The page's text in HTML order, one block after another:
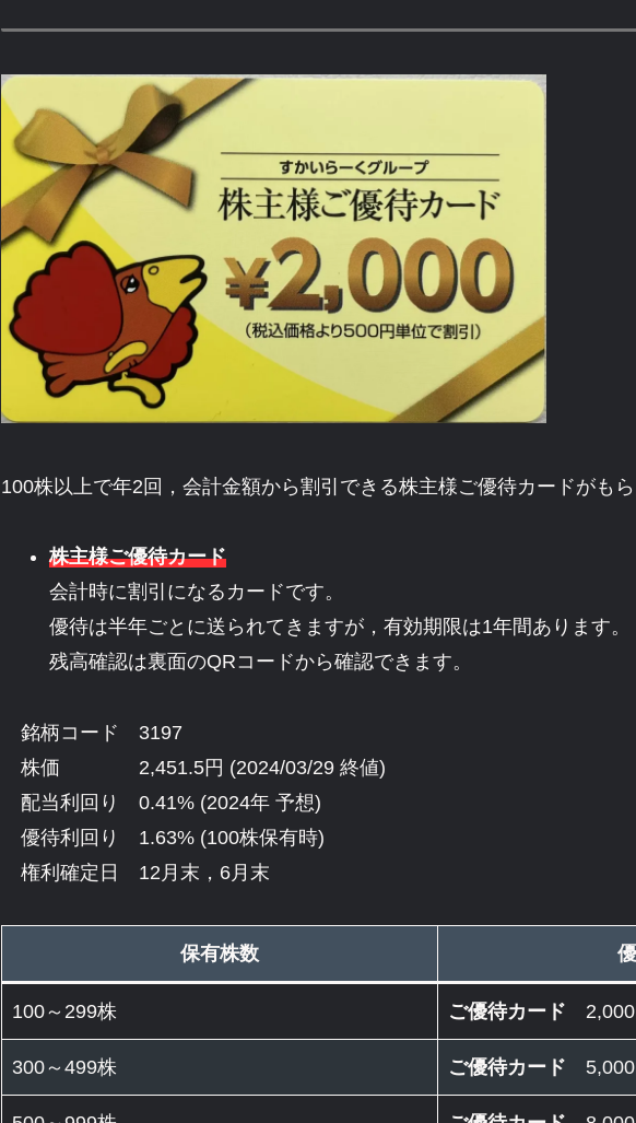
100株以上で年2回，会計金額から割引できる株主様ご優待カードがもら
株主様ご優待カード
会計時に割引になるカードです。
優待は半年ごとに送られてきますが，有効期限は1年間あります。
残高確認は裏面のQRコードから確認できます。
銘柄コード 3197
株価 2,451.5円 (2024/03/29 終値)
配当利回り 0.41% (2024年 予想)
優待利回り 1.63% (100株保有時)
権利確定日 12月末，6月末
保有株数
100～299株 ご優待カード 2,000
300～499株 ご優待カード 5,000